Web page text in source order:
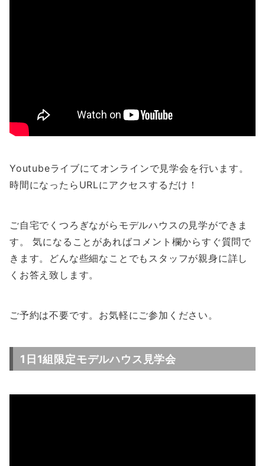
Youtubeライブにてオンラインで見学会を行います。
時間になったらURLにアクセスするだけ！
ご自宅でくつろぎながらモデルハウスの見学ができま
す。 気になることがあればコメント欄からすぐ質問で
きます。どんな些細なことでもスタッフが親身に詳し
くお答え致します。
ご予約は不要です。お気軽にご参加ください。
1日1組限定モデルハウス見学会